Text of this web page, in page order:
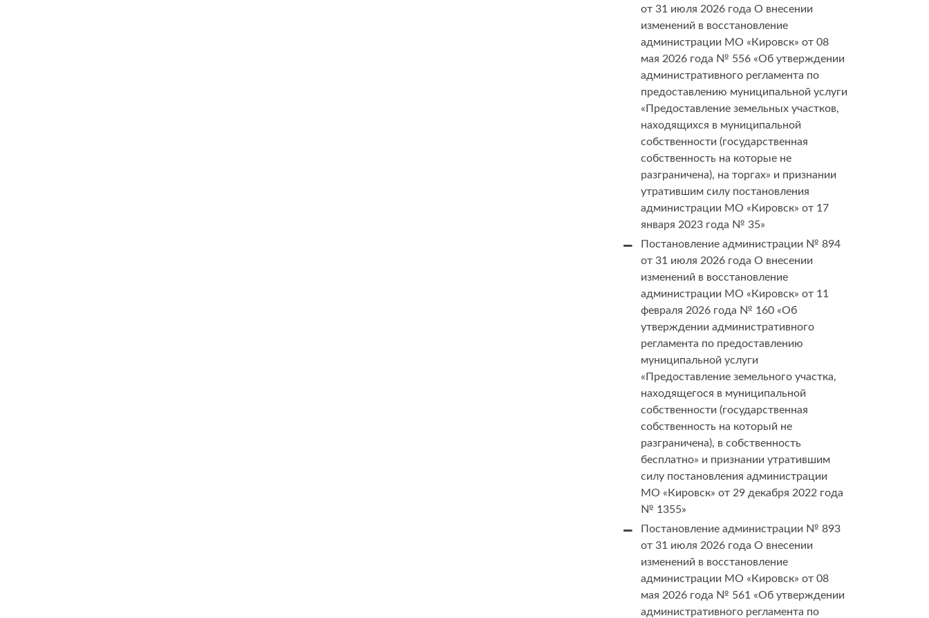
от 31 июля 2026 года О внесении
изменений в восстановление
администрации МО «Кировск» от 08
мая 2026 года № 556 «Об утверждении
административного регламента по
предоставлению муниципальной услуги
«Предоставление земельных участков,
находящихся в муниципальной
собственности (государственная
собственность на которые не
разграничена), на торгах» и признании
утратившим силу постановления
администрации МО «Кировск» от 17
января 2023 года № 35»
Постановление администрации № 894
от 31 июля 2026 года О внесении
изменений в восстановление
администрации МО «Кировск» от 11
февраля 2026 года № 160 «Об
утверждении административного
регламента по предоставлению
муниципальной услуги
«Предоставление земельного участка,
находящегося в муниципальной
собственности (государственная
собственность на который не
разграничена), в собственность
бесплатно» и признании утратившим
силу постановления администрации
МО «Кировск» от 29 декабря 2022 года
№ 1355»
Постановление администрации № 893
от 31 июля 2026 года О внесении
изменений в восстановление
администрации МО «Кировск» от 08
мая 2026 года № 561 «Об утверждении
административного регламента по